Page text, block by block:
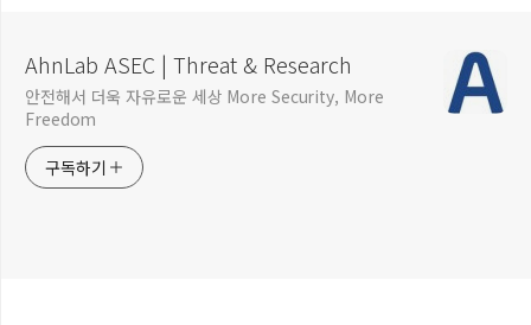
AhnLab ASEC | Threat & Research
안전해서 더욱 자유로운 세상 More Security, More
Freedom
구독하기